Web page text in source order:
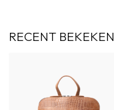
RECENT BEKEKEN